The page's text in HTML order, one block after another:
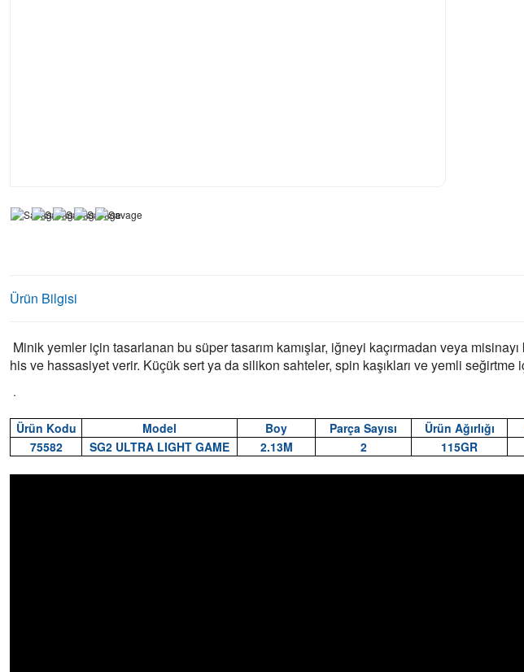
Ürün Bilgisi
Minik yemler için tasarlanan bu süper tasarım kamışlar, iğneyi kaçırmadan veya
his ve hassasiyet verir. Küçük sert ya da silikon sahteler, spin kaşıkları ve yemli seğirtme
.
Ürün Kodu Model Boy Parça Sayısı Ürün Ağırlığı
75582
SG2 ULTRA LIGHT GAME 2.13M 2 115GR